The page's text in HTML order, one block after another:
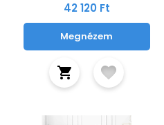
42 120 Ft
Megnézem